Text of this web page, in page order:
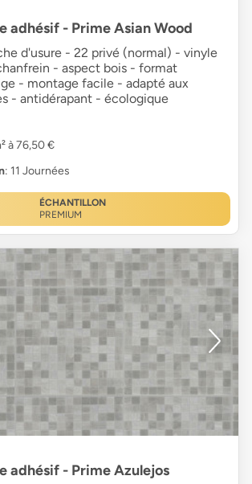
adhésif - Prime Asian Wood
d'usure - 22 privé (normal) - vinyle
- aspect bois - format
- montage facile - adapté aux
- antidérapant - écologique
à 76,50 €
: 11 Journées
ÉCHANTILLON
PREMIUM
adhésif - Prime Azulejos